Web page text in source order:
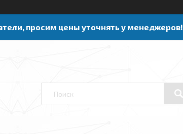
просим цены уточнять у менеджеров!